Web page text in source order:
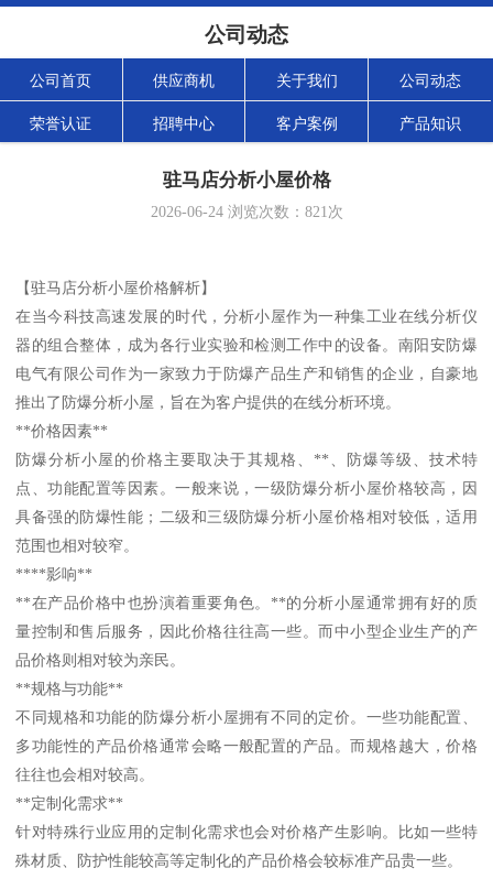
公司动态
公司首页 供应商机 关于我们 公司动态
荣誉认证 招聘中心 客户案例 产品知识
驻马店分析小屋价格
2026-06-24浏览次数： 821次
【驻马店分析小屋价格解析】
在当今科技高速发展的时代，分析小屋作为一种集工业在线分析仪
器的组合整体，成为各行业实验和检测工作中的设备。南阳安防爆
电气有限公司作为一家致力于防爆产品生产和销售的企业，自豪地
推出了防爆分析小屋，旨在为客户提供的在线分析环境。
**价格因素**
防爆分析小屋的价格主要取决于其规格、**、防爆等级、技术特
点、功能配置等因素。一般来说，一级防爆分析小屋价格较高，因
具备强的防爆性能；二级和三级防爆分析小屋价格相对较低，适用
范围也相对较窄。
****影响**
**在产品价格中也扮演着重要角色。**的分析小屋通常拥有好的质
量控制和售后服务，因此价格往往高一些。而中小型企业生产的产
品价格则相对较为亲民。
**规格与功能**
不同规格和功能的防爆分析小屋拥有不同的定价。一些功能配置、
多功能性的产品价格通常会略一般配置的产品。而规格越大，价格
往往也会相对较高。
**定制化需求**
针对特殊行业应用的定制化需求也会对价格产生影响。比如一些特
殊材质、防护性能较高等定制化的产品价格会较标准产品贵一些。